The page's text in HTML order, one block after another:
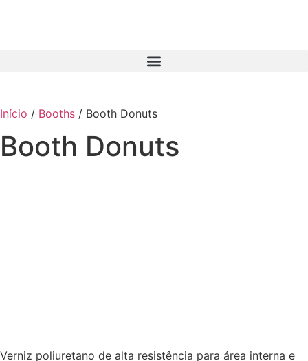
Início / Booths / Booth Donuts
Booth Donuts
Verniz poliuretano de alta resistência para área interna e